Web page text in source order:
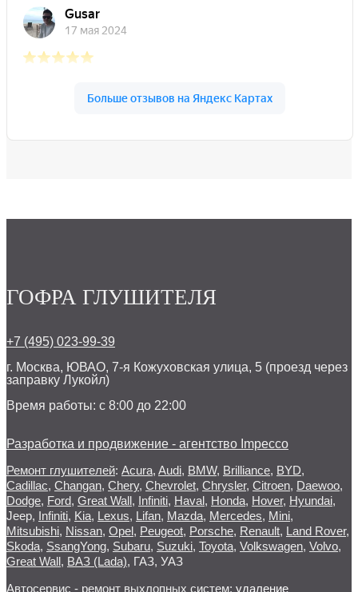
ГОФРА ГЛУШИТЕЛЯ
+7 (495) 023-99-39
г. Москва, ЮВАО, 7-я Кожуховская улица, 5 (проезд через
заправку Лукойл)
Время работы: с 8:00 до 22:00
Разработка и продвижение - агентство Impecco
Ремонт глушителей: Acura, Audi, BMW, Brilliance, BYD,
Cadillac, Changan, Chery, Chevrolet, Chrysler, Citroen, Daewoo,
Dodge, Ford, Great Wall, Infiniti, Haval, Honda, Hover, Hyundai,
Jeep, Infiniti, Kia, Lexus, Lifan, Mazda, Mercedes, Mini,
Mitsubishi, Nissan, Opel, Peugeot, Porsche, Renault, Land Rover,
Skoda, SsangYong, Subaru, Suzuki, Toyota, Volkswagen, Volvo,
Great Wall, ВАЗ (Lada), ГАЗ, УАЗ
Автосервис - ремонт выхлопных систем: удаление